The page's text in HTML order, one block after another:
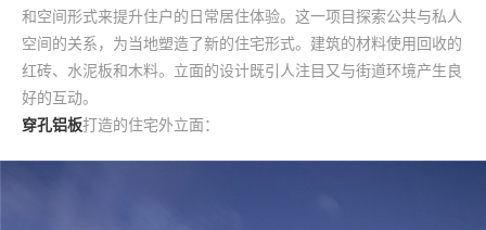
和空间形式来提升住户的日常居住体验。这一项目探索公共与私人
空间的关系，为当地塑造了新的住宅形式。建筑的材料使用回收的
红砖、水泥板和木料。立面的设计既引人注目又与街道环境产生良
好的互动。
穿孔铝板打造的住宅外立面：